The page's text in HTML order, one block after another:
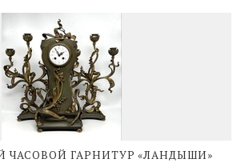
ЧАСОВОЙ ГАРНИТУР «ЛАНДЫШИ»